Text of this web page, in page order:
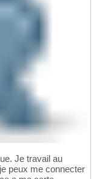
Je travail au
peux me connecter